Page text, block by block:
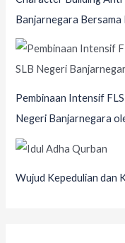
Banjarnegara Bersama
Pembinaan Intensif
Negeri Banjarnegara
Wujud Kepedulian dan